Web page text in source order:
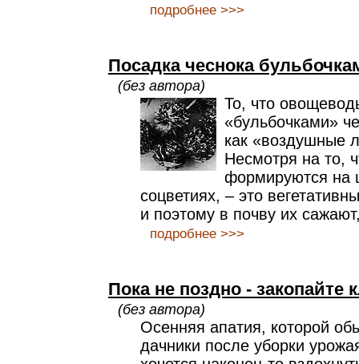
подробнее >>>
Посадка чеснока
(без автора)
То, что
«бульбочками»
как «воздушные
Несмотря на то,
формируются на
соцветиях, – это
и поэтому в почву их
подробнее >>>
Пока не поздно - закопайте
(без автора)
Осенняя апатия, которой
дачники после уборки